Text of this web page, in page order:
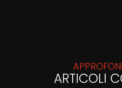
ARTICOLI